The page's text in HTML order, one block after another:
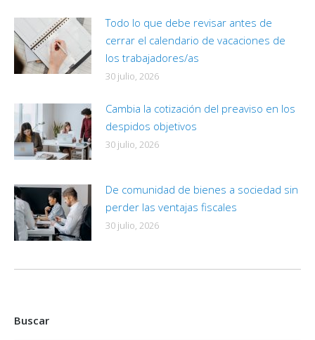
Todo lo que debe revisar antes de
cerrar el calendario de vacaciones de
los trabajadores/as
30 julio, 2026
Cambia la cotización del preaviso en los
despidos objetivos
30 julio, 2026
De comunidad de bienes a sociedad sin
perder las ventajas fiscales
30 julio, 2026
Buscar